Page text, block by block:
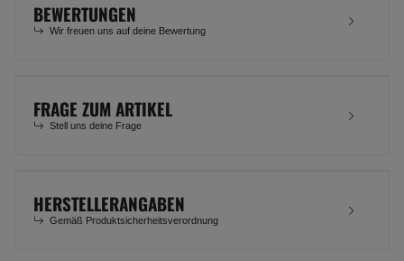
BEWERTUNGEN
Wir freuen uns auf deine Bewertung
FRAGE ZUM ARTIKEL
Stell uns deine Frage
HERSTELLERANGABEN
Gemäß Produktsicherheitsverordnung